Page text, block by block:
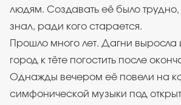
людям. Создавать её было
знал, ради кого старается.
Прошло много лет. Дагни выросла
город к тёте погостить после
Однажды вечером её повели на
симфонической музыки под